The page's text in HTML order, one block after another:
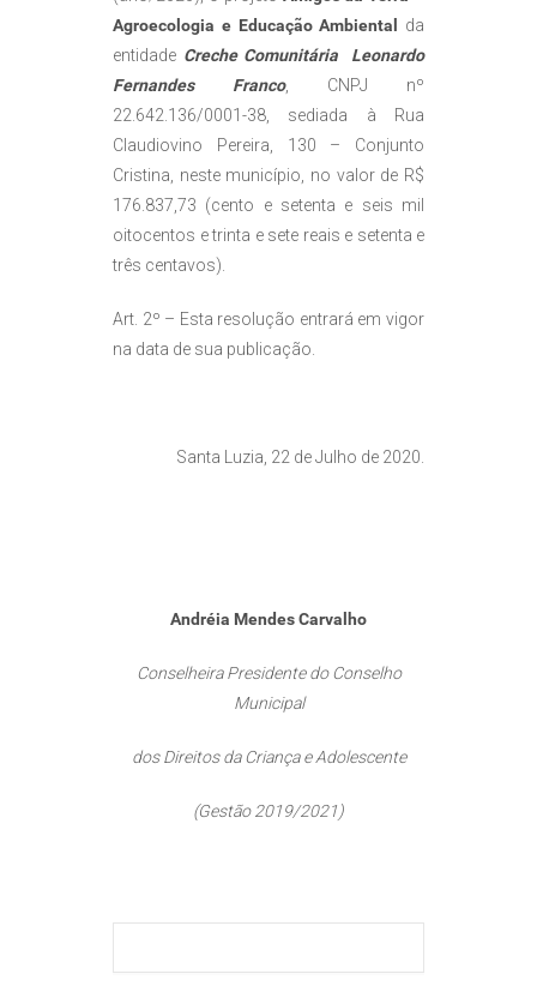
Agroecologia e Educação Ambiental da
entidade Creche Comunitária Leonardo
Fernandes Franco, CNPJ nº
22.642.136/0001-38, sediada à Rua
Claudiovino Pereira, 130 – Conjunto
Cristina, neste município, no valor de R$
176.837,73 (cento e setenta e seis mil
oitocentos e trinta e sete reais e setenta e
três centavos).
Art. 2º – Esta resolução entrará em vigor
na data de sua publicação.
Santa Luzia, 22 de Julho de 2020.
Andréia Mendes Carvalho
Conselheira Presidente do Conselho
Municipal
dos Direitos da Criança e Adolescente
(Gestão 2019/2021)